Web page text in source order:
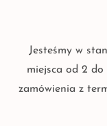
Jesteśmy w
miejsca od 2 do
zamówienia z